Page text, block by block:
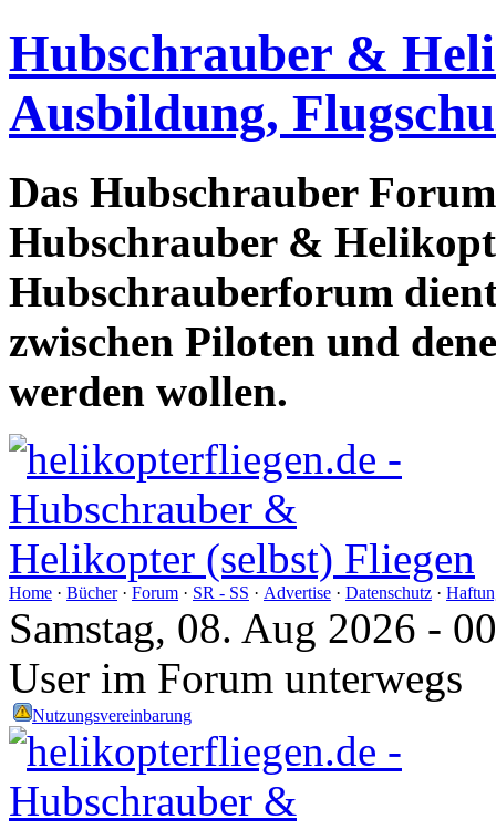
Hubschrauber &
Ausbildung,
Das Hubschrauber
Hubschrauber &
Hubschrauberforum
zwischen Piloten und
werden wollen.
Home · Bücher· Forum · SR - SS · Advertise · Datenschutz ·
Samstag, 08. Aug 2026 -
User im Forum unterwegs
Nutzungsvereinbarung